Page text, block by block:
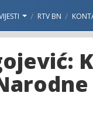
RTV BN